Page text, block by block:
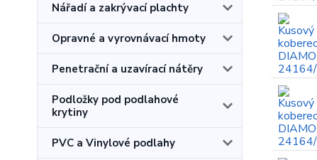
Nářadí a zakrývací plachty
Opravné a vyrovnávací hmoty
Penetrační a uzavírací nátěry
Podložky pod podlahové
krytiny
PVC a Vinylové podlahy